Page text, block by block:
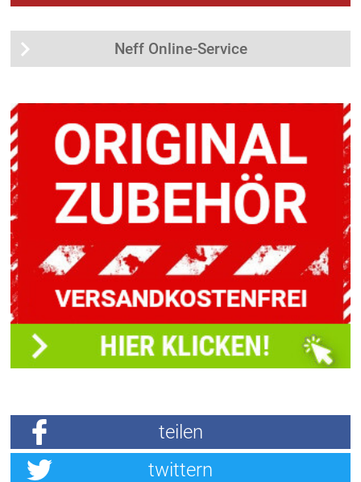
Neff Online-Service
teilen
twittern